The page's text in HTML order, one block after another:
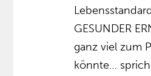
GESUNDER
ganz viel zum
könnte…